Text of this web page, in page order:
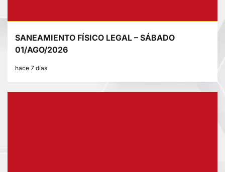
SANEAMIENTO FÍSICO LEGAL – SÁBADO
01/AGO/2026
hace 7 días